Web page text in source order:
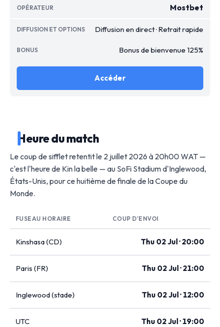
Mostbet
Diffusion en direct · Retrait rapide
Bonus de bienvenue 125%
Accéder
Heure du match
Le coup de sifflet retentit le 2 juillet 2026 à 20h00 WAT —
c'est l'heure de Kin la belle — au SoFi Stadium d'Inglewood,
États-Unis, pour ce huitième de finale de la Coupe du
Monde.
FUSEAU HORAIRE COUP D'ENVOI
Kinshasa (CD) Thu 02 Jul · 20:00
Paris (FR) Thu 02 Jul · 21:00
Inglewood (stade) Thu 02 Jul · 12:00
UTC Thu 02 Jul · 19:00